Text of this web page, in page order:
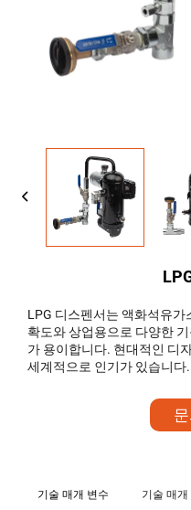
LPG 디스펜서는 액화석유가
확도와 상업용으로 다양한
가 용이합니다. 현대적인 디
세계적으로 인기가 있습니다.
기술 매개 변수 기술 매개